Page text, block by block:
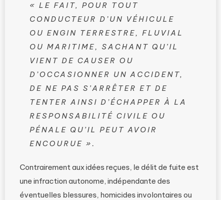
« LE FAIT, POUR TOUT
CONDUCTEUR D’UN VÉHICULE
OU ENGIN TERRESTRE, FLUVIAL
OU MARITIME, SACHANT QU’IL
VIENT DE CAUSER OU
D’OCCASIONNER UN ACCIDENT,
DE NE PAS S’ARRÊTER ET DE
TENTER AINSI D’ÉCHAPPER À LA
RESPONSABILITÉ CIVILE OU
PÉNALE QU’IL PEUT AVOIR
ENCOURUE ».
Contrairement aux idées reçues, le délit de fuite est
une infraction autonome, indépendante des
éventuelles blessures, homicides involontaires ou